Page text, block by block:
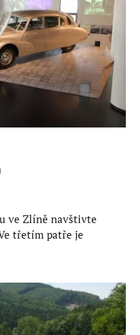
ve Zlíně navštivte
třetím patře je